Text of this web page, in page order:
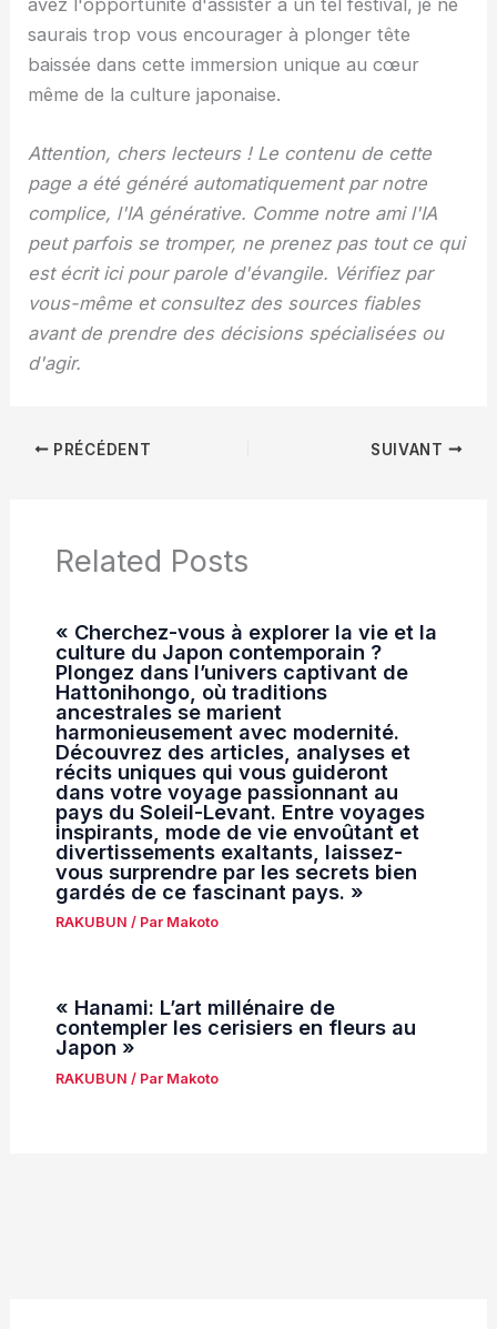
avez l'opportunité d'assister à un tel festival, je ne
saurais trop vous encourager à plonger tête
baissée dans cette immersion unique au cœur
même de la culture japonaise.
Attention, chers lecteurs ! Le contenu de cette
page a été généré automatiquement par notre
complice, l'IA générative. Comme notre ami l'IA
peut parfois se tromper, ne prenez pas tout ce qui
est écrit ici pour parole d'évangile. Vérifiez par
vous-même et consultez des sources fiables
avant de prendre des décisions spécialisées ou
d'agir.
PRÉCÉDENT SUIVANT
Related Posts
« Cherchez-vous à explorer la vie et la
culture du Japon contemporain ?
Plongez dans l’univers captivant de
Hattonihongo, où traditions
ancestrales se marient
harmonieusement avec modernité.
Découvrez des articles, analyses et
récits uniques qui vous guideront
dans votre voyage passionnant au
pays du Soleil-Levant. Entre voyages
inspirants, mode de vie envoûtant et
divertissements exaltants, laissez-
vous surprendre par les secrets bien
gardés de ce fascinant pays. »
RAKUBUN / Par Makoto
« Hanami: L’art millénaire de
contempler les cerisiers en fleurs au
Japon »
RAKUBUN / Par Makoto